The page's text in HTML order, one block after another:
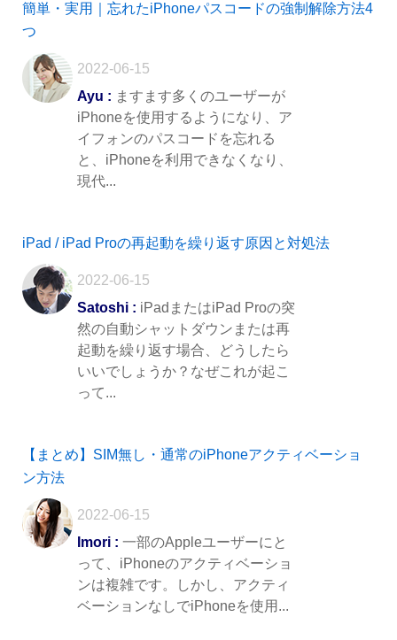
簡単・実用｜忘れたiPhoneパスコードの強制解除方法4
つ
2022-06-15
Ayu : ますます多くのユーザーが
iPhoneを使用するようになり、ア
イフォンのパスコードを忘れる
と、iPhoneを利用できなくなり、
現代...
iPad / iPad Proの再起動を繰り返す原因と対処法
2022-06-15
Satoshi : iPadまたはiPad Proの突
然の自動シャットダウンまたは再
起動を繰り返す場合、どうしたら
いいでしょうか？なぜこれが起こ
って...
【まとめ】SIM無し・通常のiPhoneアクティベーショ
ン方法
2022-06-15
Imori : 一部のAppleユーザーにと
って、iPhoneのアクティベーショ
ンは複雑です。しかし、アクティ
ベーションなしでiPhoneを使用...